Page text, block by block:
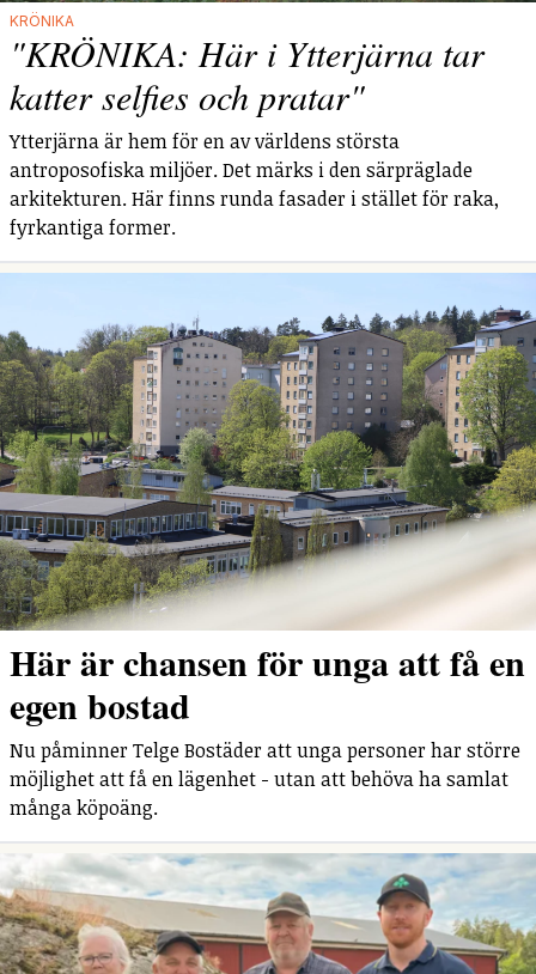
KRÖNIKA
"KRÖNIKA: Här i Ytterjärna tar
katter selfies och pratar"
Ytterjärna är hem för en av världens största
antroposofiska miljöer. Det märks i den särpräglade
arkitekturen. Här finns runda fasader i stället för raka,
fyrkantiga former.
Här är chansen för unga att få en
egen bostad
Nu påminner Telge Bostäder att unga personer har större
möjlighet att få en lägenhet - utan att behöva ha samlat
många köpoäng.